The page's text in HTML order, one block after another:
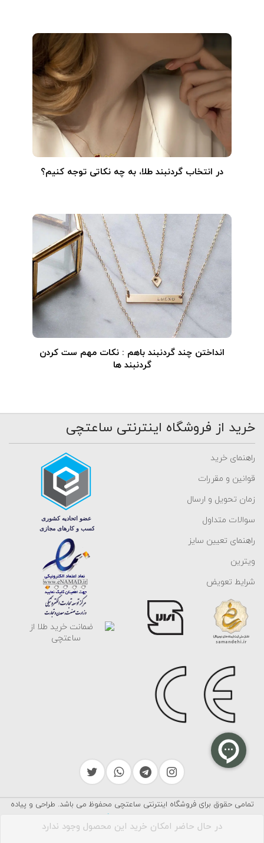
در حال حاضر امکان خرید این محصول وجود ندارد
در انتخاب گردنبند طلا‌، به چه نکاتی توجه کنیم؟
انداختن چند گردنبند باهم : نکات مهم ست کردن
گردنبند ها
خرید از فروشگاه اینترنتی ساعتچی
راهنمای خرید
قوانین و مقررات
زمان تحویل و ارسال
سوالات متداول
راهنمای تعیین سایز
ویترین
شرایط تعویض
تمامی حقوق برای فروشگاه اینترنتی ساعتچی محفوظ می باشد. طراحی و پیاده
سرایکو